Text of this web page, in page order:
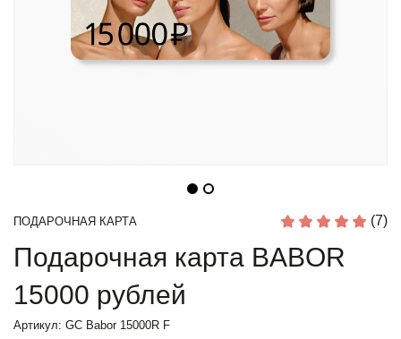
ПОДАРОЧНАЯ КАРТА (7)
Подарочная карта BABOR
15000 рублей
Артикул: GC Babor 15000R F